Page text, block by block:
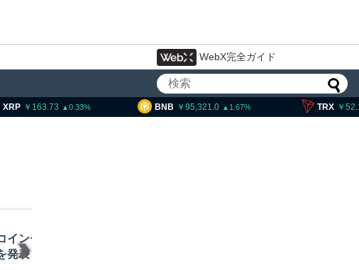
WebX完全ガイド
BNB 95,321.0 1.67 TRX 52.10
ットコインのeCashフォーク、8
23日から3段階で開始